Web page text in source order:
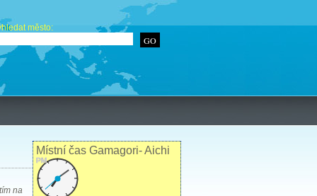
město:
Místní čas Gamagori- Aichi
PM
na